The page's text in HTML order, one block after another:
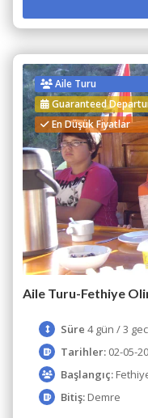
Aile Turu
Guaranteed
En Düşük Fiyatlar
Aile Turu-Fethiye
Süre 4 gün / 3
Tarihler: 02-05-
Başlangıç:
Bitiş: Demre